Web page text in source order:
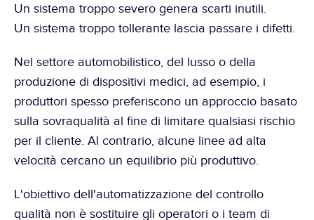
Un sistema troppo severo genera scarti inutili.
Un sistema troppo tollerante lascia passare i difetti.
Nel settore automobilistico, del lusso o della
produzione di dispositivi medici, ad esempio, i
produttori spesso preferiscono un approccio basato
sulla sovraqualità al fine di limitare qualsiasi rischio
per il cliente. Al contrario, alcune linee ad alta
velocità cercano un equilibrio più produttivo.
L'obiettivo dell'automatizzazione del controllo
qualità non è sostituire gli operatori o i team di